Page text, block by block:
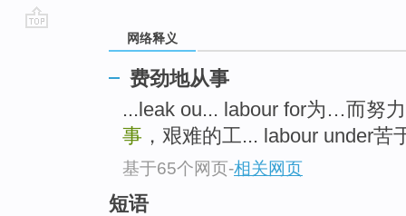
网络释义
费劲地从事
...leak ou... labour for为…而努
事 ，艰难的工... labour under
基于65个网页-相关网页
短语